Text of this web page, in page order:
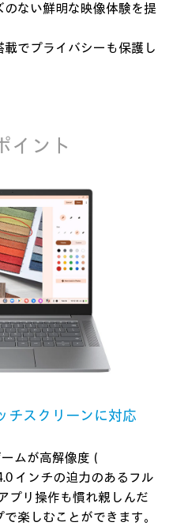
ない鮮明な映像体験を提
でプライバシーも保護し
イント
チスクリーンに対応
ムが高解像度（
インチの迫力のあるフル
プリ操作も慣れ親しんだ
楽しむことができます。